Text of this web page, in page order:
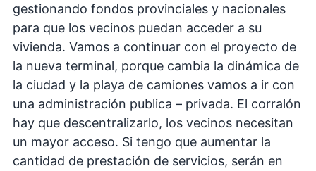
gestionando fondos provinciales y nacionales
para que los vecinos puedan acceder a su
vivienda. Vamos a continuar con el proyecto de
la nueva terminal, porque cambia la dinámica de
la ciudad y la playa de camiones vamos a ir con
una administración publica – privada. El corralón
hay que descentralizarlo, los vecinos necesitan
un mayor acceso. Si tengo que aumentar la
cantidad de prestación de servicios, serán en